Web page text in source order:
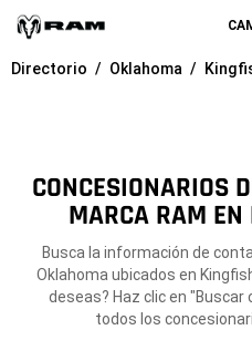
Directorio Oklahoma
CONCESIONARIOS
MARCA RAM EN
Busca la información de
Oklahoma ubicados en
deseas? Haz clic en
todos los